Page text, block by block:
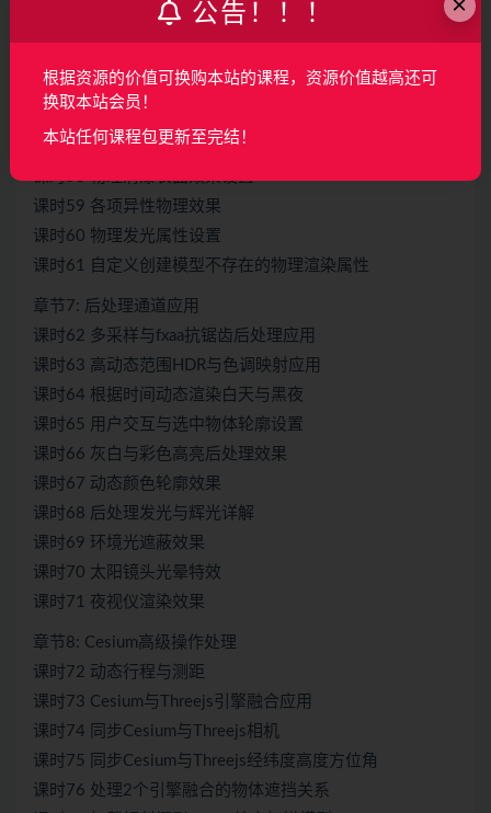
课时53 外大气层效果设置详解
课时55 PBR物理效果与环境光照
课时57 物理材质的高光镜面反射设置
课时58 物理清漆表面效果设置
课时59 各项异性物理效果
课时60 物理发光属性设置
课时61 自定义创建模型不存在的物理渲染属性
章节7: 后处理通道应用
课时62 多采样与fxaa抗锯齿后处理应用
课时63 高动态范围HDR与色调映射应用
课时64 根据时间动态渲染白天与黑夜
课时65 用户交互与选中物体轮廓设置
课时66 灰白与彩色高亮后处理效果
课时67 动态颜色轮廓效果
课时68 后处理发光与辉光详解
课时69 环境光遮蔽效果
课时70 太阳镜头光晕特效
课时71 夜视仪渲染效果
章节8: Cesium高级操作处理
课时72 动态行程与测距
课时73 Cesium与Threejs引擎融合应用
课时74 同步Cesium与Threejs相机
课时75 同步Cesium与Threejs经纬度高度方位角
课时76 处理2个引擎融合的物体遮挡关系
公告！！！
根据资源的价值可换购本站的课程，资源价值越高还可
换取本站会员！
本站任何课程包更新至完结！